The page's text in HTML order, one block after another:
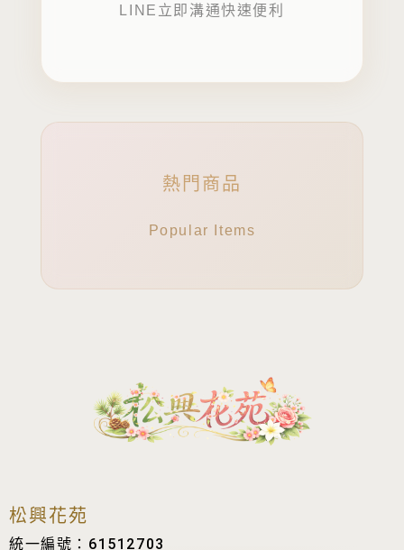
LINE立即溝通快速便利
熱門商品
Popular Items
松興花苑
統一編號：61512703